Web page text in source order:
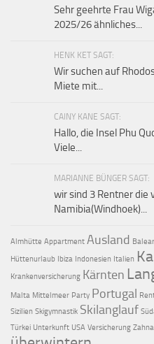
Sehr geehrte Frau
2025/26 ähnliches...
HENK KET SAGT:
Wir suchen auf
Miete mit...
CAINY KANE SAGT:
Hallo, die Insel Phu
Viele...
MARIANNE BÜNGER SAGT:
wir sind 3 Rentner die
Namibia(Windhoek)...
Almhütte Appartment Ausland
Hüttenurlaub
Ibiza Indonesien Italien
Krankenversicherung Kärnten
Malta Mittelmeer Party Portugal
Sizilien Skigymnastik Skilanglauf
Türkei Unterkunft USA Versicherung